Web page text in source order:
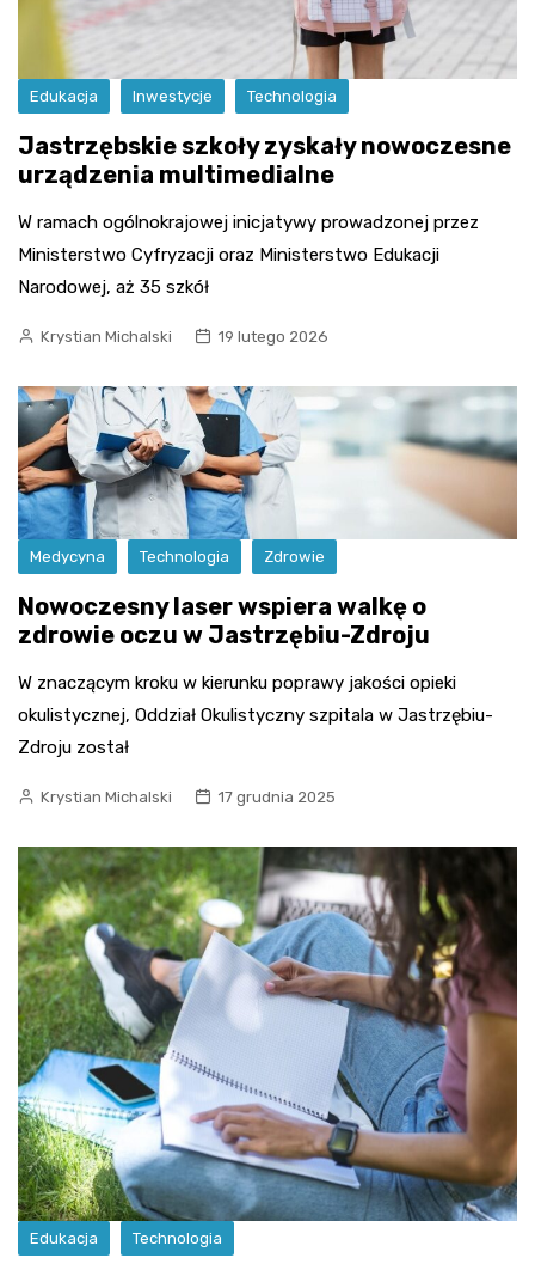
Edukacja Inwestycje Technologia
Jastrzębskie szkoły zyskały nowoczesne
urządzenia multimedialne
W ramach ogólnokrajowej inicjatywy prowadzonej przez
Ministerstwo Cyfryzacji oraz Ministerstwo Edukacji
Narodowej, aż 35 szkół
Krystian Michalski 19 lutego 2026
Medycyna Technologia Zdrowie
Nowoczesny laser wspiera walkę o
zdrowie oczu w Jastrzębiu-Zdroju
W znaczącym kroku w kierunku poprawy jakości opieki
okulistycznej, Oddział Okulistyczny szpitala w Jastrzębiu-
Zdroju został
Krystian Michalski 17 grudnia 2025
Edukacja Technologia